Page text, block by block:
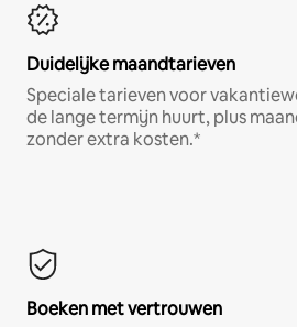
Duidelijke maandtarieven
Speciale tarieven voor
de lange termijn huurt, plus
zonder extra kosten.*
Boeken met vertrouwen